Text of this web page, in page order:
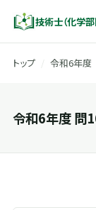
技術士（化学
トップ 令和6年度
令和6年度 問